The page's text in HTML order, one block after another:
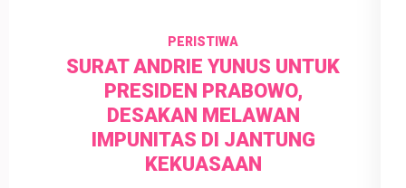
PERISTIWA
SURAT ANDRIE YUNUS UNTUK
PRESIDEN PRABOWO,
DESAKAN MELAWAN
IMPUNITAS DI JANTUNG
KEKUASAAN